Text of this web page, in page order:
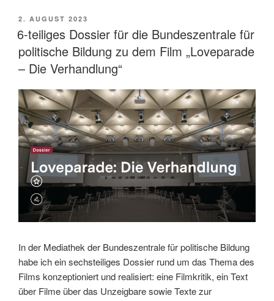
VERÖFFENTLICHT
AM
2. AUGUST 2023
6-teiliges Dossier für die Bundeszentrale für
politische Bildung zu dem Film „Loveparade
– Die Verhandlung“
In der Mediathek der Bundeszentrale für politische Bildung
habe ich ein sechsteiliges Dossier rund um das Thema des
Films konzeptioniert und realisiert: eine Filmkritik, ein Text
über Filme über das Unzeigbare sowie Texte zur